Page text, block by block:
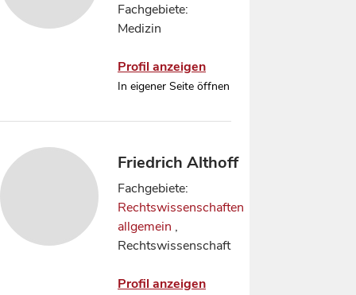
Fachgebiete:
Medizin
Profil anzeigen
In eigener Seite öffnen
Friedrich Althoff
Fachgebiete:
Rechtswissenschaften
allgemein ,
Rechtswissenschaft
Profil anzeigen